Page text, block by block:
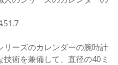
リーズのカレンダーの腕時計
術を兼備して、直径の40ミ